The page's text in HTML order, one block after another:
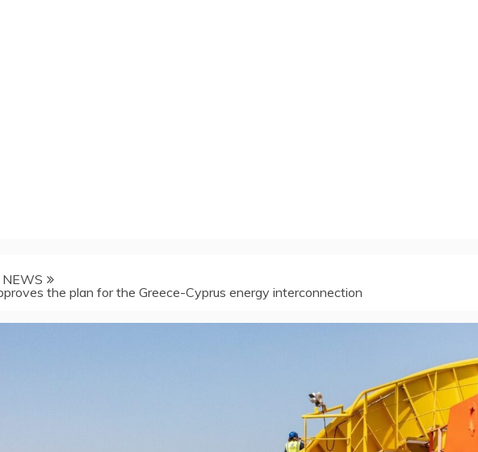
NEWS
the plan for the Greece-Cyprus energy interconnection